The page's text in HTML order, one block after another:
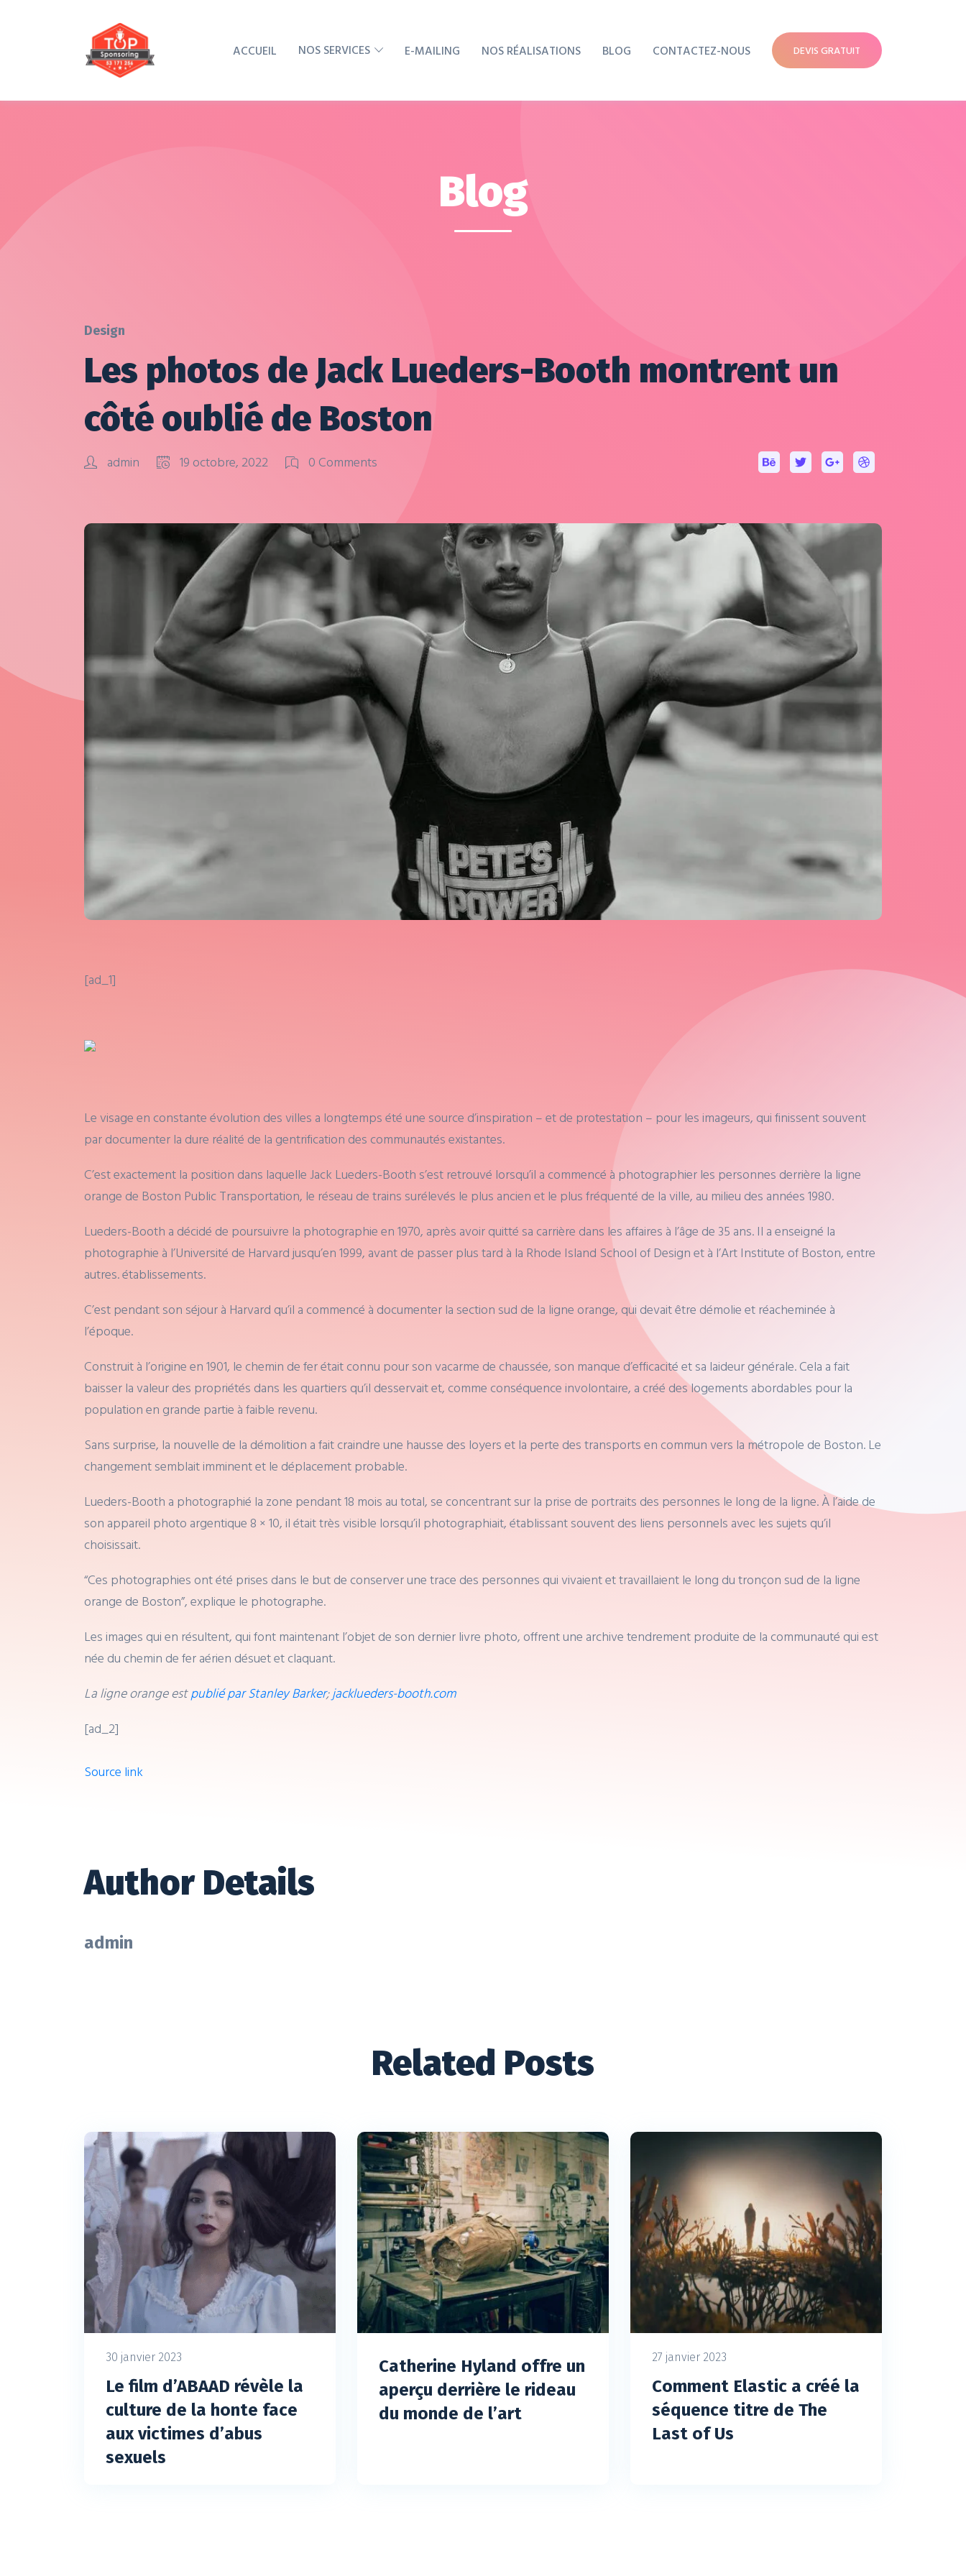
ACCUEIL NOS SERVICES E-MAILING NOS RÉALISATIONS BLOG CONTACTEZ-NOUS DEVIS GRATUIT
Blog
Design
Les photos de Jack Lueders-Booth montrent un
côté oublié de Boston
admin 19 octobre, 2022 0 Comments
[ad_1]
Le visage en constante évolution des villes a longtemps été une source d’inspiration – et de protestation – pour les imageurs, qui finissent souvent
par documenter la dure réalité de la gentrification des communautés existantes.
C’est exactement la position dans laquelle Jack Lueders-Booth s’est retrouvé lorsqu’il a commencé à photographier les personnes derrière la ligne
orange de Boston Public Transportation, le réseau de trains surélevés le plus ancien et le plus fréquenté de la ville, au milieu des années 1980.
Lueders-Booth a décidé de poursuivre la photographie en 1970, après avoir quitté sa carrière dans les affaires à l’âge de 35 ans. Il a enseigné la
photographie à l’Université de Harvard jusqu’en 1999, avant de passer plus tard à la Rhode Island School of Design et à l’Art Institute of Boston, entre
autres. établissements.
C’est pendant son séjour à Harvard qu’il a commencé à documenter la section sud de la ligne orange, qui devait être démolie et réacheminée à
l’époque.
Construit à l’origine en 1901, le chemin de fer était connu pour son vacarme de chaussée, son manque d’efficacité et sa laideur générale. Cela a fait
baisser la valeur des propriétés dans les quartiers qu’il desservait et, comme conséquence involontaire, a créé des logements abordables pour la
population en grande partie à faible revenu.
Sans surprise, la nouvelle de la démolition a fait craindre une hausse des loyers et la perte des transports en commun vers la métropole de Boston. Le
changement semblait imminent et le déplacement probable.
Lueders-Booth a photographié la zone pendant 18 mois au total, se concentrant sur la prise de portraits des personnes le long de la ligne. À l’aide de
son appareil photo argentique 8 × 10, il était très visible lorsqu’il photographiait, établissant souvent des liens personnels avec les sujets qu’il
choisissait.
“Ces photographies ont été prises dans le but de conserver une trace des personnes qui vivaient et travaillaient le long du tronçon sud de la ligne
orange de Boston”, explique le photographe.
Les images qui en résultent, qui font maintenant l’objet de son dernier livre photo, offrent une archive tendrement produite de la communauté qui est
née du chemin de fer aérien désuet et claquant.
La ligne orange estpublié par Stanley Barker;jacklueders-booth.com
[ad_2]
Source link
Author Details
admin
Related Posts
30 janvier 2023
Le film d’ABAAD révèle la
culture de la honte face
aux victimes d’abus
sexuels
Catherine Hyland offre un
aperçu derrière le rideau
du monde de l’art
27 janvier 2023
Comment Elastic a créé la
séquence titre de The
Last of Us